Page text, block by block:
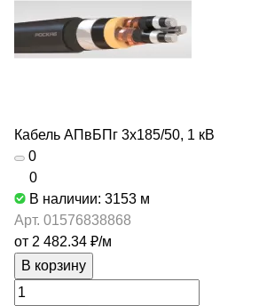
Кабель АПвБПг 3х185/50, 1 кВ
0
0
В наличии: 3153 м
Арт. 01576838868
от 2 482.34 ₽/м
В корзину